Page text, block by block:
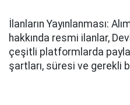
İlanların Yayınlanması:
hakkında resmi ilanlar,
çeşitli platformlarda
şartları, süresi ve gerekli